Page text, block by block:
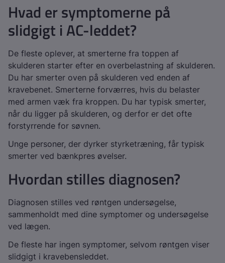
Hvad er symptomerne på
slidgigt i AC-leddet?
De fleste oplever, at smerterne fra toppen af
skulderen starter efter en overbelastning af skulderen.
Du har smerter oven på skulderen ved enden af
kravebenet. Smerterne forværres, hvis du belaster
med armen væk fra kroppen. Du har typisk smerter,
når du ligger på skulderen, og derfor er det ofte
forstyrrende for søvnen.
Unge personer, der dyrker styrketræning, får typisk
smerter ved bænkpres øvelser.
Hvordan stilles diagnosen?
Diagnosen stilles ved røntgen undersøgelse,
sammenholdt med dine symptomer og undersøgelse
ved lægen.
De fleste har ingen symptomer, selvom røntgen viser
slidgigt i kravebensleddet.